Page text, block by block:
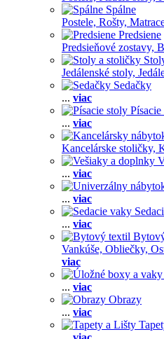
Spálne
Postele, Rošty,
Predsiene
Predsieňové zostavy,
Jedálenské stoly,
Sedačky
... viac
... viac
Kancelárske stoličky,
... viac
... viac
... viac
Vankúše, Obliečky,
viac
... viac
Obrazy
... viac